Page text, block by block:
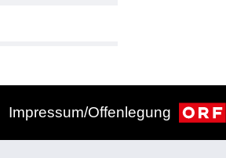
Impressum/Offenlegung